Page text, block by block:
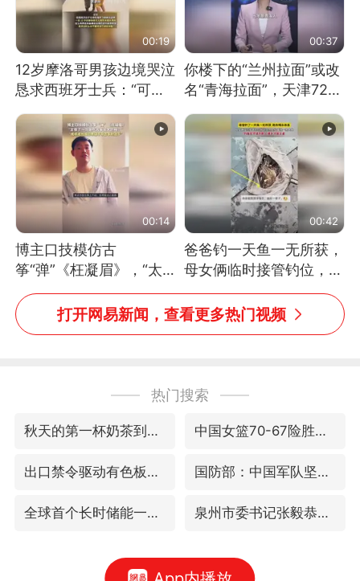
00:19
12岁摩洛哥男孩边境哭泣
恳求西班牙士兵：“可不
可以不要把我遣返回国”
00:37
你楼下的“兰州拉面”或改
名“青海拉面”，天津72家
面馆已集体更换招牌
00:14
博主口技模仿古
筝“弹”《枉凝眉》，“太
像了～你是吃古筝长大的
吗？”“或将成为首位考级
不带古筝的选手。”（来
00:42
爸爸钓一天鱼一无所获，
母女俩临时接管钓位，用
玩具鱼竿钓上大鱼
打开网易新闻，查看更多热门视频
热门搜索
秋天的第一杯奶茶到底有多火 中国女篮70-67险胜尼日利亚女篮
出口禁令驱动有色板块大涨 国防部：中国军队坚决反制任何闹海挑衅图谋
全球首个长时储能一体化产业园量产 泉州市委书记张毅恭被查